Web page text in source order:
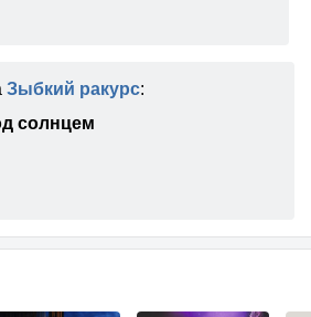
Зыбкий ракурс:
солнцем